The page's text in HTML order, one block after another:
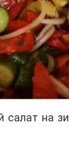
салат на